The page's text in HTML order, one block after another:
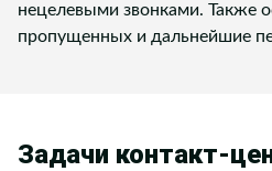
нецелевыми звонками. Также
пропущенных и дальнейшие
Задачи контакт-